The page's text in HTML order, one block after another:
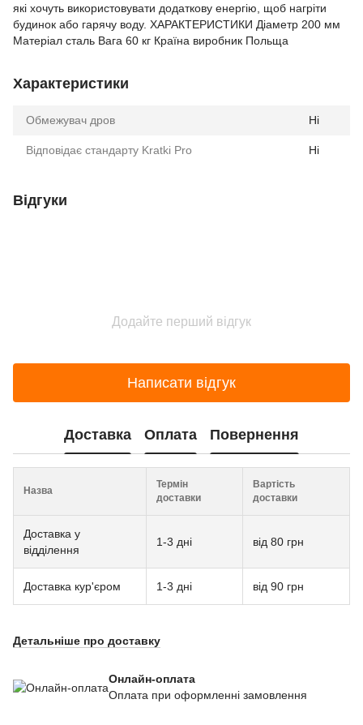
які хочуть використовувати додаткову енергію, щоб нагріти
будинок або гарячу воду. ХАРАКТЕРИСТИКИ Діаметр 200 мм
Матеріал сталь Вага 60 кг Країна виробник Польща
Характеристики
Обмежувач дров Ні
Відповідає стандарту Kratki Pro Ні
Відгуки
Додайте перший відгук
Написати відгук
Доставка Оплата Повернення
Назва
Термін
доставки
Вартість
доставки
Доставка у
відділення
1-3 дні від 80 грн
Доставка кур'єром 1-3 дні від 90 грн
Детальніше про доставку
Онлайн-оплата
Оплата при оформленні замовлення